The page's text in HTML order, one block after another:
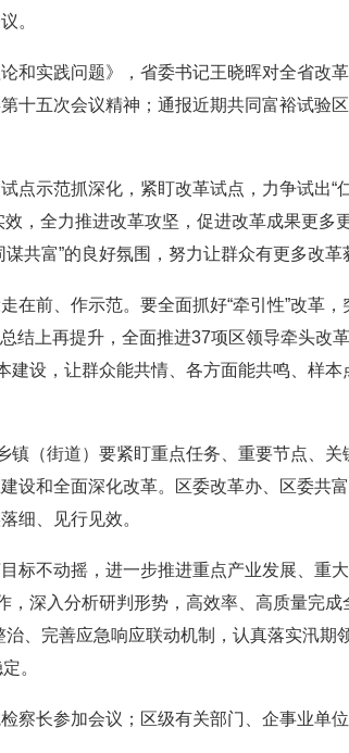
。
实践问题》，省委书记王晓晖对全省改
十五次会议精神；通报近期共同富裕试验
示范抓深化，紧盯改革试点，力争试出“仁
，全力推进改革攻坚，促进改革成果更多
共富”的良好氛围，努力让群众有更多改革
前、作示范。要全面抓好“牵引性”改革，
结上再提升，全面推进37项区领导牵头改
建设，让群众能共情、各方面能共鸣、样本
（街道）要紧盯重点任务、重要节点、关
设和全面深化改革。区委改革办、区委共
细、见行见效。
不动摇，进一步推进重点产业发展、重
深入分析研判形势，高效率、高质量完成
、完善应急响应联动机制，认真落实汛期
。
长参加会议；区级有关部门、企事业单位